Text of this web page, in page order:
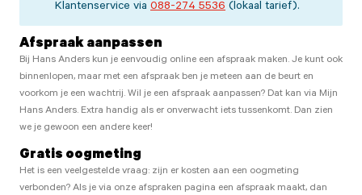
Klantenservice via 088-274 5536 (lokaal tarief).
Afspraak aanpassen
Bij Hans Anders kun je eenvoudig online een afspraak maken. Je kunt ook
binnenlopen, maar met een afspraak ben je meteen aan de beurt en
voorkom je een wachtrij. Wil je een afspraak aanpassen? Dat kan via Mijn
Hans Anders. Extra handig als er onverwacht iets tussenkomt. Dan zien
we je gewoon een andere keer!
Gratis oogmeting
Het is een veelgestelde vraag: zijn er kosten aan een oogmeting
verbonden? Als je via onze afspraken pagina een afspraak maakt, dan